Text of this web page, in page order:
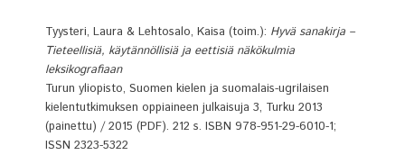
Tyysteri, Laura & Lehtosalo, Kaisa (toim.): Hyvä sanakirja –
Tieteellisiä, käytännöllisiä ja eettisiä näkökulmia
leksikografiaan
Turun yliopisto, Suomen kielen ja suomalais-ugrilaisen
kielentutkimuksen oppiaineen julkaisuja 3, Turku 2013
(painettu) / 2015 (PDF). 212 s. ISBN 978-951-29-6010-1;
ISSN 2323-5322